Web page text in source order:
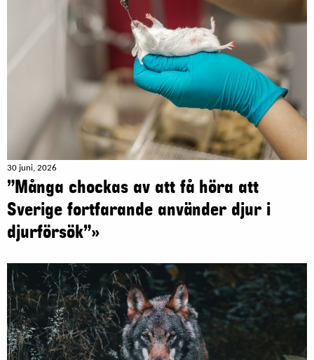
30 juni, 2026
”Många chockas av att få höra att
Sverige fortfarande använder djur i
djurförsök”»